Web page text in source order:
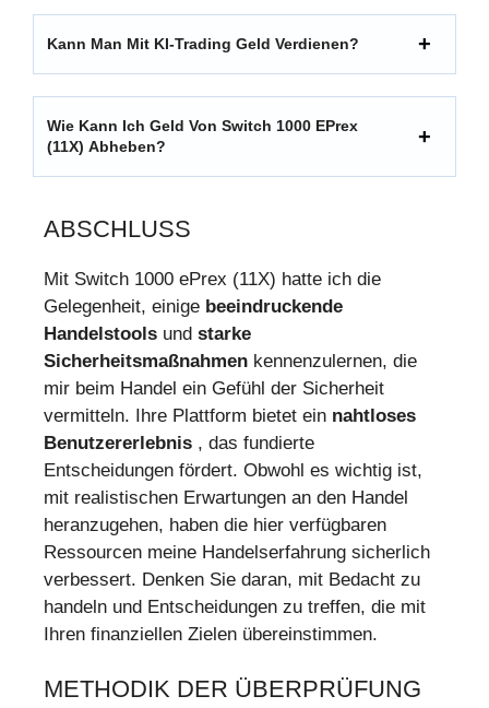
Kann Man Mit KI-Trading Geld Verdienen?
Wie Kann Ich Geld Von Switch 1000 EPrex
(11X) Abheben?
ABSCHLUSS
Mit Switch 1000 ePrex (11X) hatte ich die
Gelegenheit, einige beeindruckende
Handelstools und starke
Sicherheitsmaßnahmen kennenzulernen, die
mir beim Handel ein Gefühl der Sicherheit
vermitteln. Ihre Plattform bietet ein nahtloses
Benutzererlebnis , das fundierte
Entscheidungen fördert. Obwohl es wichtig ist,
mit realistischen Erwartungen an den Handel
heranzugehen, haben die hier verfügbaren
Ressourcen meine Handelserfahrung sicherlich
verbessert. Denken Sie daran, mit Bedacht zu
handeln und Entscheidungen zu treffen, die mit
Ihren finanziellen Zielen übereinstimmen.
METHODIK DER ÜBERPRÜFUNG